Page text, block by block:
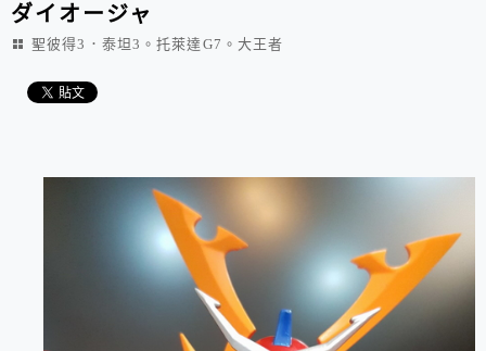
ダイオージャ
聖彼得3．泰坦3。托萊達G7。大王者